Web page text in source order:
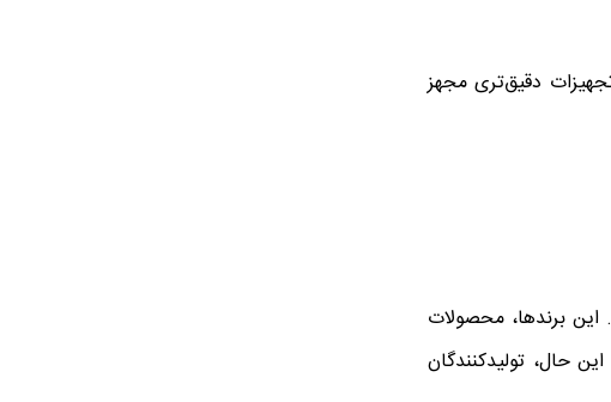
دقیق‌تری مجهز
این برندها، محصولات
حال، تولیدکنندگان